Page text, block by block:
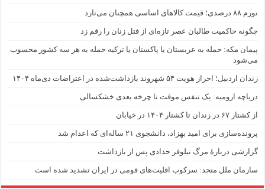
تورم ۸۸ درصدی؛ قیمت کالاهای اساسی همچنان می‌تازد
چگونه حاکمیت طالبان عصر تازه‌ای از قتل زنان را رقم زد
پیمان مکه: حمله به عربستان یا پاکستان یا ترکیه حمله به هر سه کشور محسوب
می‌شود
زندان اردبیل؛ احراز هویت ۵۴ شهروند بازداشت‌شده در اعتراضات دی‌ماه ۱۴۰۴
دریاچه ارومیه: یک تنفس موقت تا چرخه بعدی خشکسالی
از کشتار ۶۷ در زندان تا کشتار ۱۴۰۴ در خیابان
پرونده‌سازی برای امید بهزاد، دانشجوی ۲۱ ساله‌ای که اعدام شد
گزارشی دربارهٔ مرگ نیلوفر حدادی پس از بازداشت
سازمان ملل متحد: سرکوب اقلیت‌های قومی در ایران تشدید شده است